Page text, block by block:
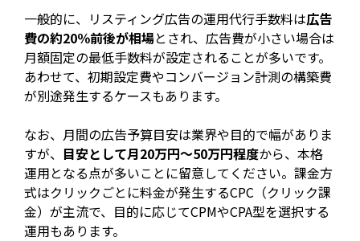
一般的に、リスティング広告の運用代行手数料は広告
費の約20％前後が相場とされ、広告費が小さい場合は
月額固定の最低手数料が設定されることが多いです。
あわせて、初期設定費やコンバージョン計測の構築費
が別途発生するケースもあります。
なお、月間の広告予算目安は業界や目的で幅がありま
すが、 目安として月20万円〜50万円程度から、本格
運用となる点が多いことに留意してください。課金方
式はクリックごとに料金が発生するCPC（クリック課
金）が主流で、目的に応じてCPMやCPA型を選択する
運用もあります。